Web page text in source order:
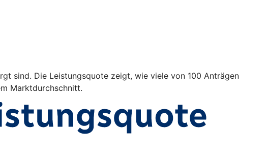
sind. Die Leistungsquote zeigt, wie viele von 100 Anträgen
Marktdurchschnitt.